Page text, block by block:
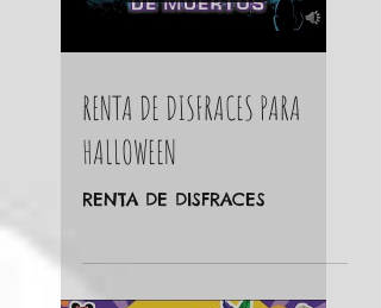
Load video
RENTA DE DISFRACES PARA
HALLOWEEN